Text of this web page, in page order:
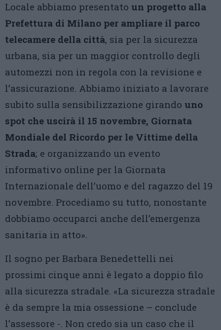
Locale abbiamo presentato un progetto alla
Prefettura di Milano per ampliare il parco
telecamere della città, sia per la sicurezza
urbana, sia per un maggior controllo degli
automezzi non in regola con la revisione e
l’assicurazione. Abbiamo iniziato a lavorare
subito sulla sensibilizzazione girando uno
spot che uscirà il 15 novembre, Giornata
Mondiale del Ricordo per le Vittime della
Strada; e organizzando un evento
informativo online per la Giornata
Internazionale dell’uomo e del ragazzo del 19
novembre. Procediamo su tutto, nonostante
dobbiamo occuparci anche dell’emergenza
sanitaria in atto».
Il sogno per Barbara Benedettelli nei
prossimi cinque anni è legato a doppio filo
alla sicurezza stradale. «La sicurezza stradale
è da sempre la mia ossessione – conclude
l’assessore -. Non credo sia un caso che il